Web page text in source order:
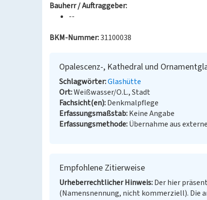
Bauherr / Auftraggeber:
--
BKM-Nummer:31100038
Opalescenz-, Kathedral und
Schlagwörter Glashütte
Ort Weißwasser/O.L., Stadt
Fachsicht(en) Denkmalpflege
Erfassungsmaßstab Keine Angabe
Erfassungsmethode Übernahme aus
Empfohlene Zitierweise
Urheberrechtlicher Hinweis Der hier
(Namensnennung, nicht kommerziell). Die